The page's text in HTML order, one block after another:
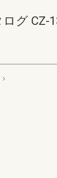
グ CZ-